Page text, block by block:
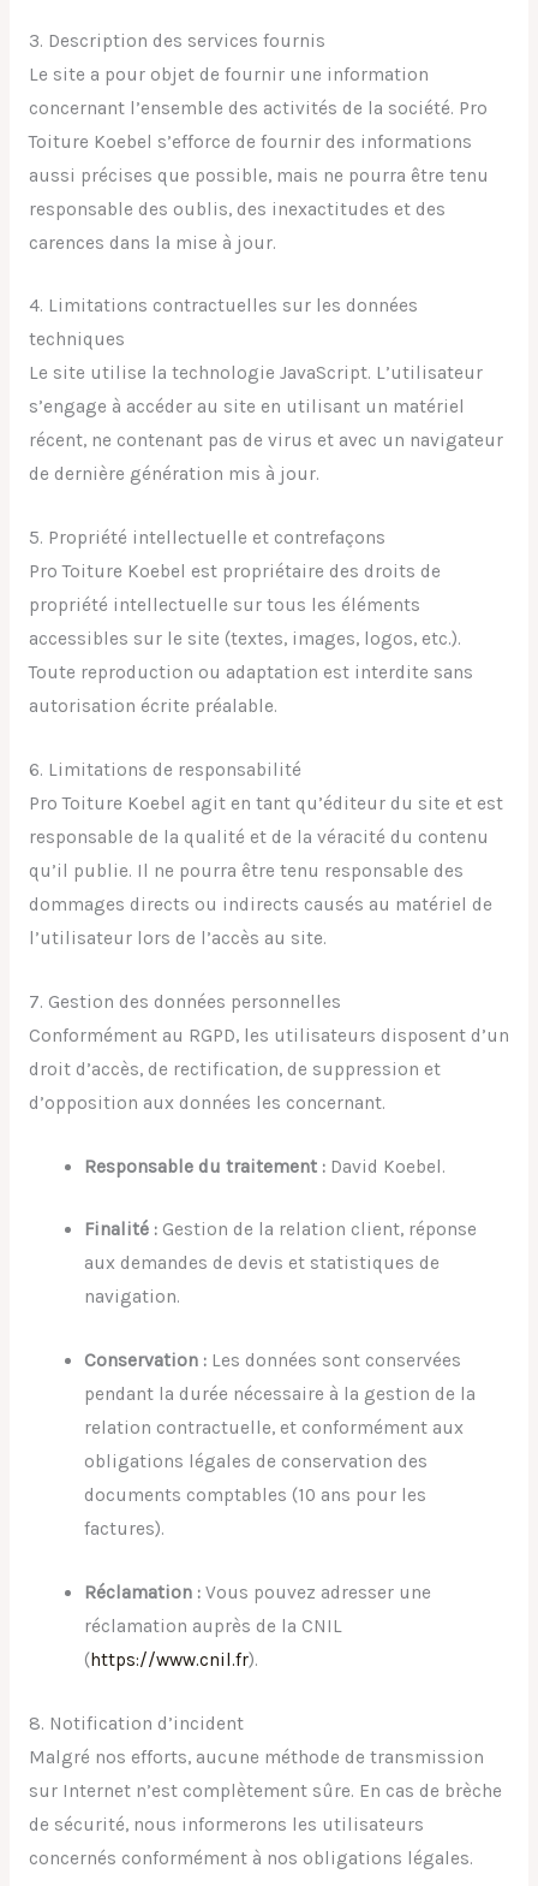
3. Description des services fournis
Le site a pour objet de fournir une information
concernant l’ensemble des activités de la société. Pro
Toiture Koebel s’efforce de fournir des informations
aussi précises que possible, mais ne pourra être tenu
responsable des oublis, des inexactitudes et des
carences dans la mise à jour.
4. Limitations contractuelles sur les données
techniques
Le site utilise la technologie JavaScript. L’utilisateur
s’engage à accéder au site en utilisant un matériel
récent, ne contenant pas de virus et avec un navigateur
de dernière génération mis à jour.
5. Propriété intellectuelle et contrefaçons
Pro Toiture Koebel est propriétaire des droits de
propriété intellectuelle sur tous les éléments
accessibles sur le site (textes, images, logos, etc.).
Toute reproduction ou adaptation est interdite sans
autorisation écrite préalable.
6. Limitations de responsabilité
Pro Toiture Koebel agit en tant qu’éditeur du site et est
responsable de la qualité et de la véracité du contenu
qu’il publie. Il ne pourra être tenu responsable des
dommages directs ou indirects causés au matériel de
l’utilisateur lors de l’accès au site.
7. Gestion des données personnelles
Conformément au RGPD, les utilisateurs disposent d’un
droit d’accès, de rectification, de suppression et
d’opposition aux données les concernant.
Responsable du traitement : David Koebel.
Finalité : Gestion de la relation client, réponse
aux demandes de devis et statistiques de
navigation.
Conservation : Les données sont conservées
pendant la durée nécessaire à la gestion de la
relation contractuelle, et conformément aux
obligations légales de conservation des
documents comptables (10 ans pour les
factures).
Réclamation : Vous pouvez adresser une
réclamation auprès de la CNIL
(https://www.cnil.fr).
8. Notification d’incident
Malgré nos efforts, aucune méthode de transmission
sur Internet n’est complètement sûre. En cas de brèche
de sécurité, nous informerons les utilisateurs
concernés conformément à nos obligations légales.